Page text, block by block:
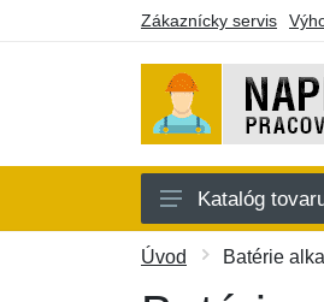
Zákaznícky servis
Oblečenie
Doplnky
Katalóg
Úvod Batérie